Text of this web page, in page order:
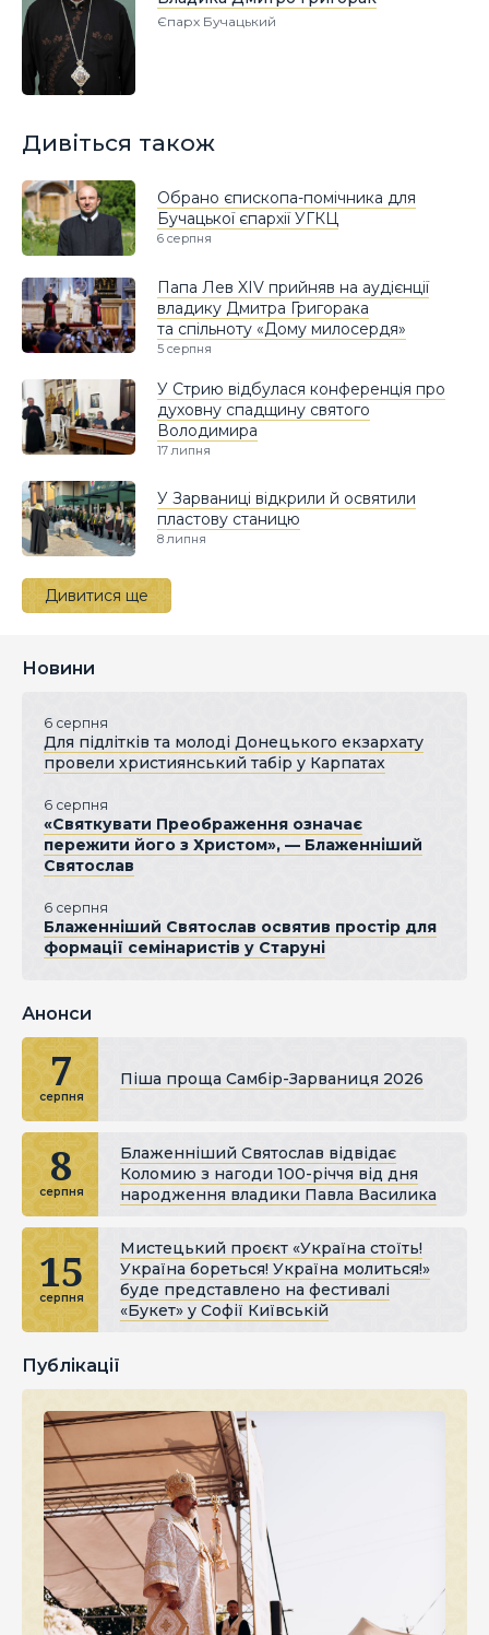
Єпарх Бучацький
Дивіться також
Обрано єпископа-помічника для
Бучацької єпархії УГКЦ
6 серпня
Папа Лев XIV прийняв на аудієнції
владику Дмитра Григорака
та спільноту «Дому милосердя»
5 серпня
У Стрию відбулася конференція про
духовну спадщину святого
Володимира
17 липня
У Зарваниці відкрили й освятили
пластову станицю
8 липня
Дивитися ще
Новини
6 серпня
Для підлітків та молоді Донецького екзархату
провели християнський табір у Карпатах
6 серпня
«Святкувати Преображення означає
пережити його з Христом», — Блаженніший
Святослав
6 серпня
Блаженніший Святослав освятив простір для
формації семінаристів у Старуні
Анонси
7
серпня
Піша проща Самбір-Зарваниця 2026
8
серпня
Блаженніший Святослав відвідає
Коломию з нагоди 100-річчя від дня
народження владики Павла Василика
15
серпня
Мистецький проєкт «Україна стоїть!
Україна бореться! Україна молиться!»
буде представлено на фестивалі
«Букет» у Софії Київській
Публікації